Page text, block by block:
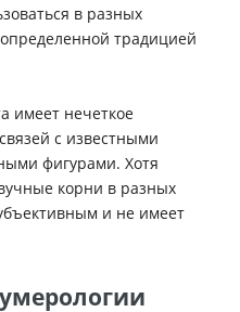
в разных
традицией
имеет нечеткое
с известными
фигурами. Хотя
корни в разных
и не имеет